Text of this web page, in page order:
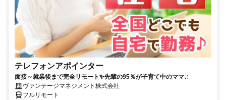
テレフォンアポインター
面接～就業後まで完全リモート✨先輩の95％が子育て中のママ♫
ヴァンテージマネジメント株式会社
フルリモート